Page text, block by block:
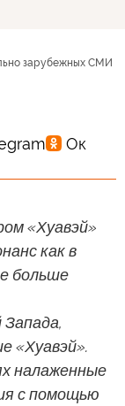
зарубежных СМИ
«Хуавэй»
как в
больше
«Хуавэй».
налаженные
с помощью